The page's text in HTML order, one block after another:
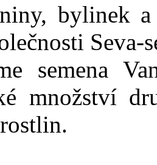
bylinek
Seva-
semena
množství